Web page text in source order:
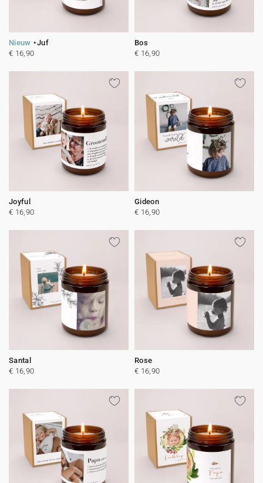
Nieuw
Juf
€ 16,90
Bos
€ 16,90
Joyful
€ 16,90
Gideon
€ 16,90
Santal
€ 16,90
Rose
€ 16,90